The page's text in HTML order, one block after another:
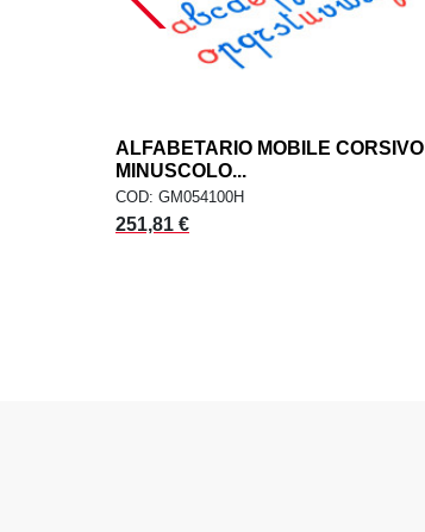
AGGIUNGI AL CARRELLOadd
ALFABETARIO MOBILE CORSIVO
MINUSCOLO...
COD: GM054100H
251,81 €